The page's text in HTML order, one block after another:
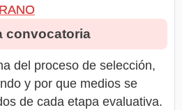
convocatoria
del proceso de selección,
y por que medios se
de cada etapa evaluativa.